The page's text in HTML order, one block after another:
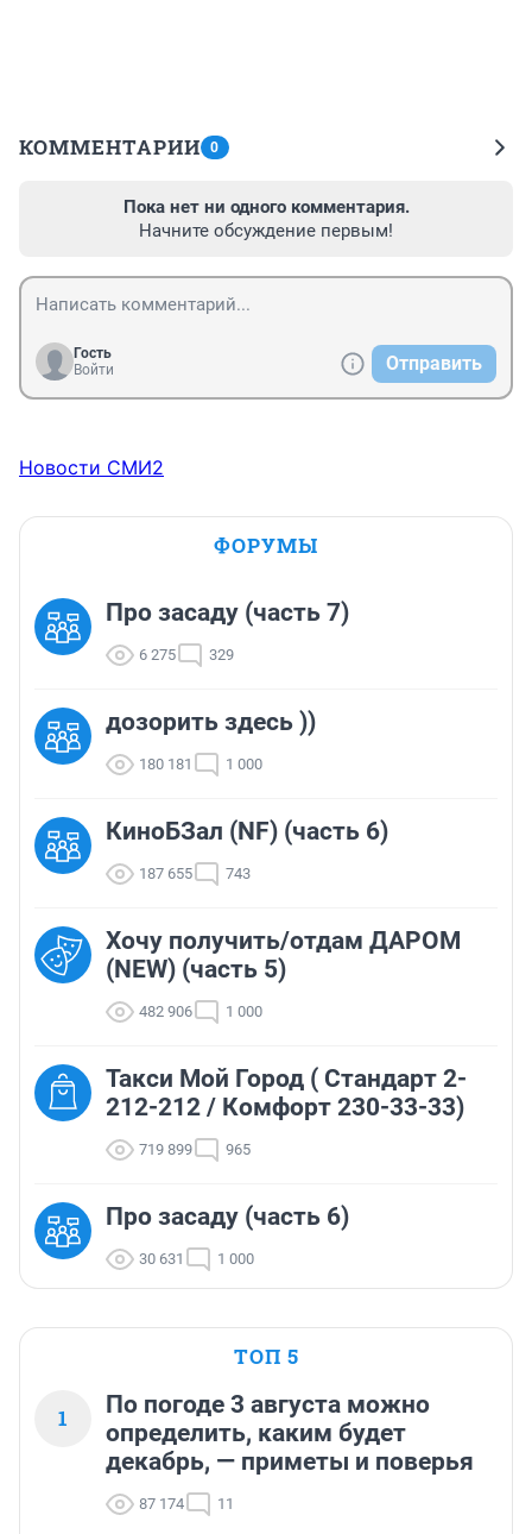
КОММЕНТАРИИ 0
Пока нет ни одного комментария.
Начните обсуждение первым!
Гость
Войти
Отправить
Новости СМИ2
ФОРУМЫ
Про засаду (часть 7)
6 275 329
дозорить здесь ))
180 181 1 000
КиноБЗал (NF) (часть 6)
187 655 743
Хочу получить/отдам ДАРОМ
(NEW) (часть 5)
482 906 1 000
Такси Мой Город ( Стандарт 2-
212-212 / Комфорт 230-33-33)
719 899 965
Про засаду (часть 6)
30 631 1 000
ТОП 5
1
По погоде 3 августа можно
определить, каким будет
декабрь, — приметы и поверья
87 174 11